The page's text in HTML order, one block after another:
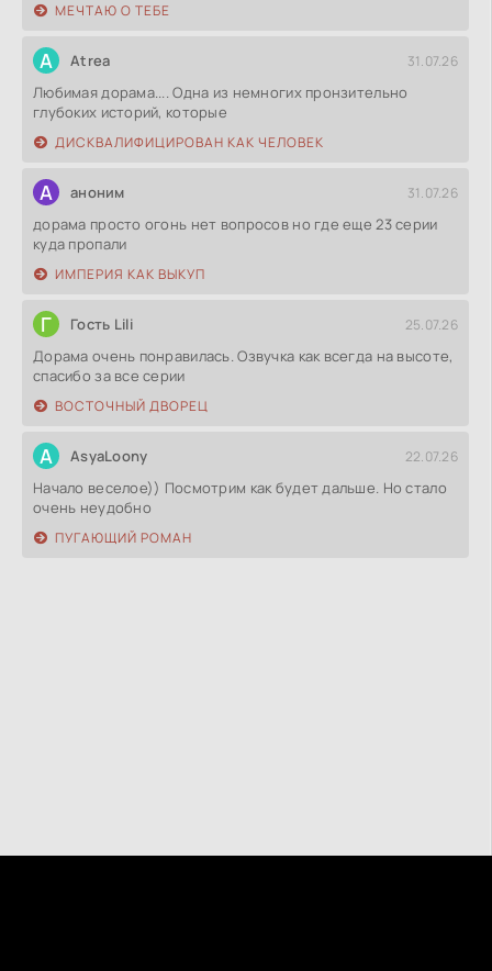
МЕЧТАЮ О ТЕБЕ
A Atrea 31.07.26
Любимая дорама.... Одна из немногих пронзительно
глубоких историй, которые
ДИСКВАЛИФИЦИРОВАН КАК ЧЕЛОВЕК
А аноним 31.07.26
дорама просто огонь нет вопросов но где еще 23 серии
куда пропали
ИМПЕРИЯ КАК ВЫКУП
Г Гость Lili 25.07.26
Дорама очень понравилась. Озвучка как всегда на высоте,
спасибо за все серии
ВОСТОЧНЫЙ ДВОРЕЦ
A AsyaLoony 22.07.26
Начало веселое)) Посмотрим как будет дальше. Но стало
очень неудобно
ПУГАЮЩИЙ РОМАН